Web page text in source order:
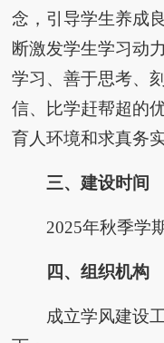
念，引导学生养成
断激发学生学习动
学习、善于思考、
信、比学赶帮超的
育人环境和求真务
三、建设时间
2025年秋季学
四、组织机构
成立学风建设